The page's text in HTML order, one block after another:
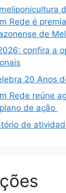
Rede é
de
confira a
20 Anos
Rede reúne
de ação
de